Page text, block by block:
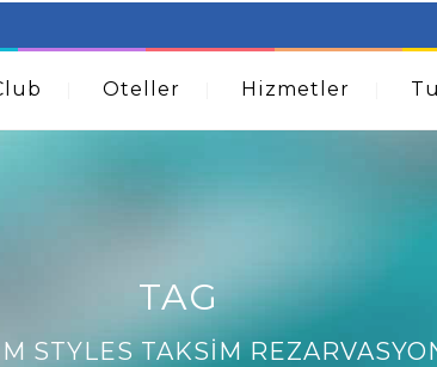
How A
Oteller Hizmetler
TAG
STYLES TAKSIM